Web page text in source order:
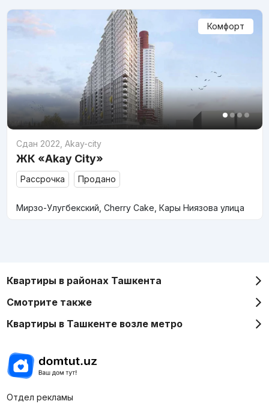
Комфорт
Сдан 2022 Akay-city
ЖК «Akay City»
Рассрочка Продано
Мирзо-Улугбекский, Cherry Cake, Кары Ниязова улица
Квартиры в районах Ташкента
Смотрите также
Квартиры в Ташкенте возле метро
Отдел рекламы